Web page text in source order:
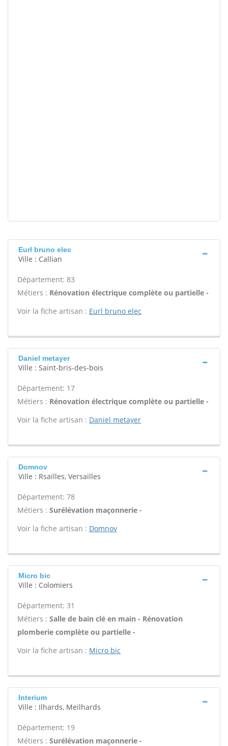
Eurl bruno elec
Ville : Callian
Département: 83
Métiers : Rénovation électrique complète ou partielle -
Voir la fiche artisan : Eurl bruno elec
Daniel metayer
Ville : Saint-bris-des-bois
Département: 17
Métiers : Rénovation électrique complète ou partielle -
Voir la fiche artisan : Daniel metayer
Domnov
Ville : Rsailles, Versailles
Département: 78
Métiers : Surélévation maçonnerie -
Voir la fiche artisan : Domnov
Micro bic
Ville : Colomiers
Département: 31
Métiers : Salle de bain clé en main - Rénovation
plomberie complète ou partielle -
Voir la fiche artisan : Micro bic
Interium
Ville : Ilhards, Meilhards
Département: 19
Métiers : Surélévation maçonnerie -